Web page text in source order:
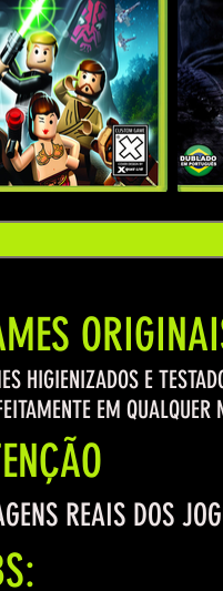
HIGIENIZADOS E
EM
REAIS DOS